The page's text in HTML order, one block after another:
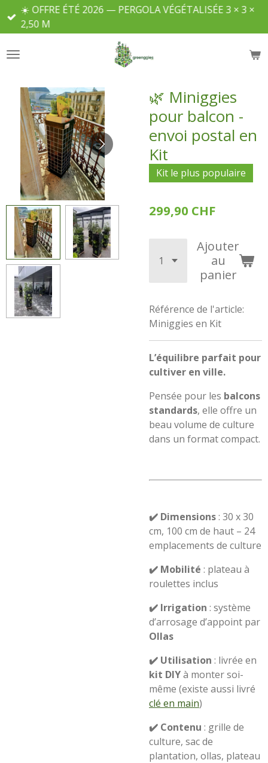
Passer
principal
☀️ OFFRE ÉTÉ 2026 — PERGOLA VÉGÉTALISÉE 3 × 3 ×
2,50 M
🌿 Miniggies
pour balcon -
envoi postal en
Kit
Kit le plus populaire
299,90 CHF
Ajouter
au
panier
Référence de l'article:
Miniggies en Kit
L’équilibre parfait pour
cultiver en ville.
Pensée pour les balcons
standards, elle offre un
beau volume de culture
dans un format compact.
✔️ Dimensions: 30 x 30
cm, 100 cm de haut – 24
emplacements de culture
✔️ Mobilité : plateau à
roulettes inclus
✔️ Irrigation : système
d’arrosage d’appoint par
Ollas
✔️ Utilisation : livrée en
kit DIYà monter soi-
même (existe aussi livré
clé en main)
✔️ Contenu : grille de
culture, sac de
plantation, ollas, plateau